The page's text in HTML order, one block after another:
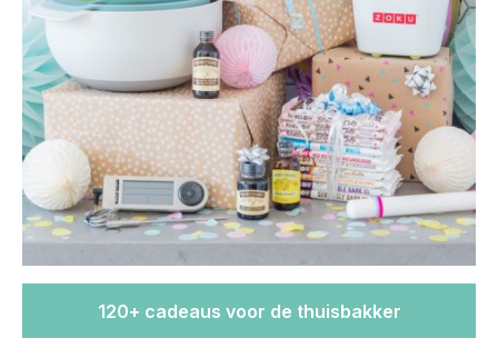
120+ cadeaus voor de thuisbakker